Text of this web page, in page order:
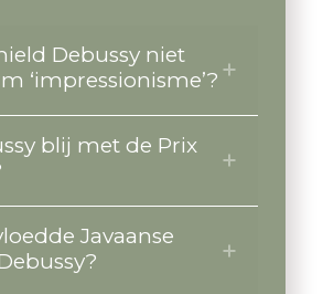
Debussy niet
‘impressionisme’?
blij met de Prix
Javaanse